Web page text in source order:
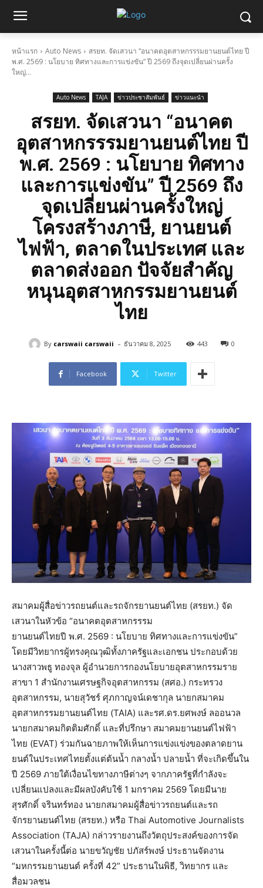
หน้าแรก Auto News
สรยท. จัดเสวนา “อนาคตอุตสาหกรรรมยานยนต์ไทย ปี
พ.ศ. 2569 : นโยบาย ทิศทางและการแข่งขัน” ปี 2569 ถึงจุดเปลี่ยนผ่านครั้ง
ใหญ่...
Auto News TAJA ข่าวประชาสัมพันธ์ ข่าวแนะนำ
สรยท. จัดเสวนา “อนาคต
อุตสาหกรรรมยานยนต์ไทย ปี
พ.ศ. 2569 : นโยบาย ทิศทาง
และการแข่งขัน” ปี 2569 ถึง
จุดเปลี่ยนผ่านครั้งใหญ่
โครงสร้างภาษี, ยานยนต์
ไฟฟ้า, ตลาดในประเทศ และ
ตลาดส่งออก ปัจจัยสำคัญ
หนุนอุตสาหกรรมยานยนต์
ไทย
By carswaii carswaii - ธันวาคม 8, 2025 443 0
Facebook Twitter
สมาคมผู้สื่อข่าวรถยนต์และรถจักรยานยนต์ไทย (สรยท.) จัด
เสวนาในหัวข้อ “อนาคตอุตสาหกรรรม
ยานยนต์ไทยปี พ.ศ. 2569 : นโยบาย ทิศทางและการแข่งขัน”
โดยมีวิทยากรผู้ทรงคุณวุฒิทั้งภาครัฐและเอกชน ประกอบด้วย
นางสาวพธู ทองจุล ผู้อำนวยการกองนโยบายอุตสาหกรรมราย
สาขา 1 สำนักงานเศรษฐกิจอุตสาหกรรม (สศอ.) กระทรวง
อุตสาหกรรม, นายสุวัชร์ ศุภกาญจน์เดชากุล นายกสมาคม
อุตสาหกรรมยานยนต์ไทย (TAIA) และรศ.ดร.ยศพงษ์ ลออนวล
นายกสมาคมกิตติมศักดิ์ และที่ปรึกษา สมาคมยานยนต์ไฟฟ้า
ไทย (EVAT) ร่วมกันฉายภาพให้เห็นการแข่งแข่งของตลาดยาน
ยนต์ในประเทศไทยตั้งแต่ต้นน้ำ กลางน้ำ ปลายน้ำ ที่จะเกิดขึ้นใน
ปี 2569 ภายใต้เงื่อนไขทางภาษีต่างๆ จากภาครัฐที่กำลังจะ
เปลี่ยนแปลงและมีผลบังคับใช้ 1 มกราคม 2569 โดยมีนาย
สุรศักดิ์ จรินทร์ทอง นายกสมาคมผู้สื่อข่าวรถยนต์และรถ
จักรยานยนต์ไทย (สรยท.) หรือ Thai Automotive Journalists
Association (TAJA) กล่าวรายงานถึงวัตถุประสงค์ของการจัด
เสวนาในครั้งนี้ต่อ นายขวัญชัย ปภัสร์พงษ์ ประธานจัดงาน
“มหกรรมยานยนต์ ครั้งที่ 42” ประธานในพิธี, วิทยากร และ
สื่อมวลชน